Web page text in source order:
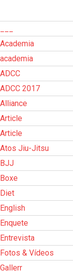
Academia
academia
ADCC
ADCC 2017
Alliance
Article
Article
Atos Jiu-Jitsu
BJJ
Boxe
Diet
English
Enquete
Entrevista
Fotos & Vídeos
Gallerr